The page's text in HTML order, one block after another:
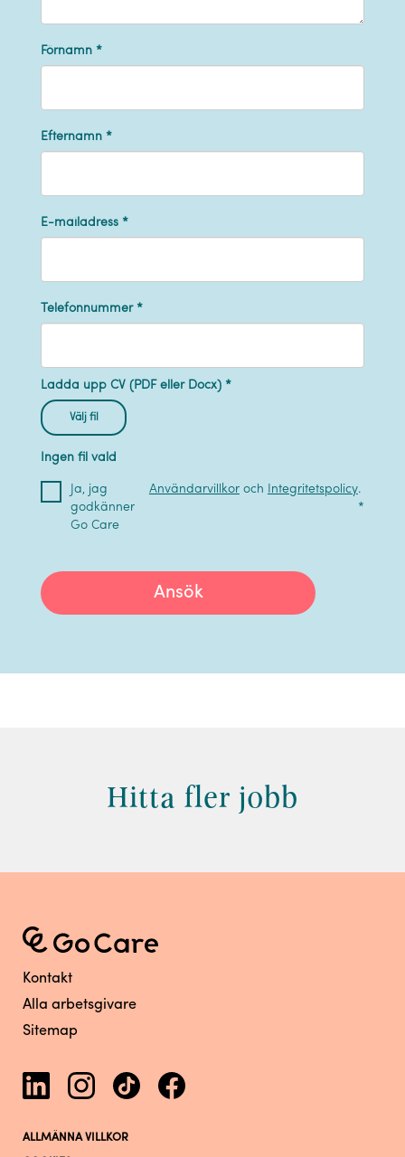
Förnamn *
Efternamn *
E-mailadress *
Telefonnummer *
Ladda upp CV (PDF eller Docx) *
Välj fil
Ingen fil vald
Ja, jag
godkänner
Go Care
Användarvillkor och Integritetspolicy.
*
Hitta fler jobb
Kontakt
Alla arbetsgivare
Sitemap
ALLMÄNNA VILLKOR